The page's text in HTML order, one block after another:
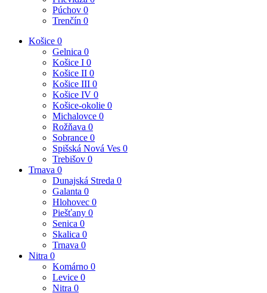
Púchov 0
Trenčín 0
Košice 0
Gelnica 0
Košice I 0
Košice II 0
Košice III 0
Košice IV 0
Košice-okolie 0
Michalovce 0
Rožňava 0
Sobrance 0
Spišská Nová Ves 0
Trebišov 0
Trnava 0
Dunajská Streda 0
Galanta 0
Hlohovec 0
Piešťany 0
Senica 0
Skalica 0
Trnava 0
Nitra 0
Komárno 0
Levice 0
Nitra 0